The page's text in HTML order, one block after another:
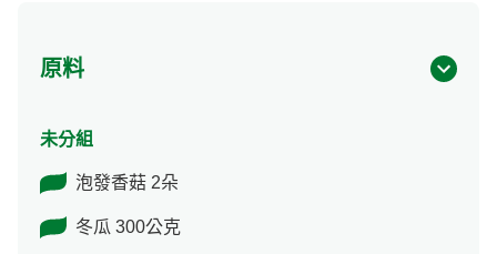
原料
未分組
泡發香菇 2朵
冬瓜 300公克